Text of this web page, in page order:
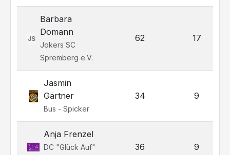
JS
Barbara
Domann
Jokers SC
Spremberg e.V.
62 17
Jasmin
Gärtner
Bus - Spicker
34 9
Anja Frenzel
DC "Glück Auf"
36 9